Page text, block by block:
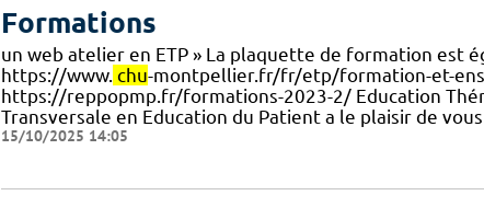
Formations
un web atelier en ETP » La plaquette de formation est
https://www. chu-montpellier.fr/fr/etp/formation-et-
https://reppopmp.fr/formations-2023-2/ Education
Transversale en Education du Patient a le plaisir de
15/10/2025 14:05